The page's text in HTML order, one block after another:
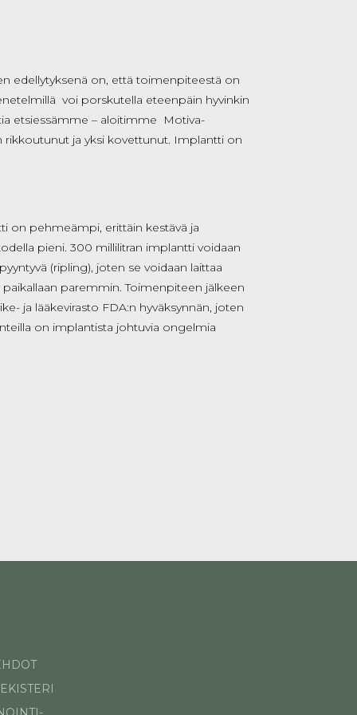
edellytyksenä on, että toimenpiteestä on
voi porskutella eteenpäin hyvinkin
etsiessämme – aloitimme Motiva-
rikkoutunut ja yksi kovettunut. Implantti on
on pehmeämpi, erittäin kestävä ja
pieni. 300 millilitran implantti voidaan
(ripling), joten se voidaan laittaa
paremmin. Toimenpiteen jälkeen
ja lääkevirasto FDA:n hyväksynnän, joten
on implantista johtuvia ongelmia